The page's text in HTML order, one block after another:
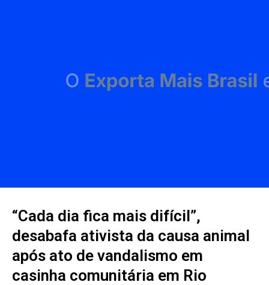
“Cada dia fica mais difícil”,
desabafa ativista da causa animal
após ato de vandalismo em
casinha comunitária em Rio